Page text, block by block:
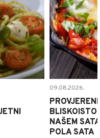
09.08.2026.
NAŠEM
POLA SATA